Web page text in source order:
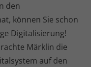
den
können Sie schon
Digitalisierung!
Märklin die
auf den